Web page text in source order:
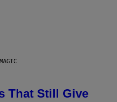
That Still Give